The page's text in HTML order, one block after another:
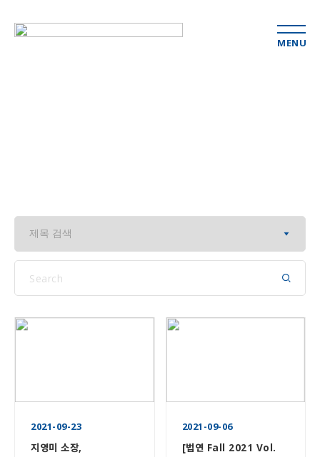
MENU
2021-09-23
지영미 소장,
2021-09-06
[법연 Fall 2021 Vol.